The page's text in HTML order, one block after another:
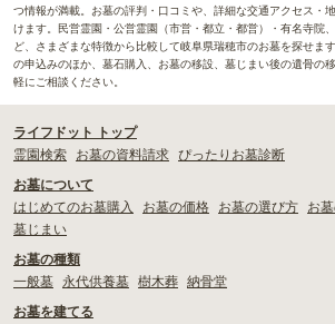
つ情報が満載。お墓の評判・口コミや、詳細な交通アクセス・
けます。民営霊園・公営霊園（市営・都立・都営）・有名寺院
ど、さまざまな特徴から比較して岐阜県瑞穂市のお墓を探せま
の申込みのほか、墓石購入、お墓の移設、墓じまい後の遺骨の
軽にご相談ください。
ライフドット トップ
霊園検索
お墓の資料請求 ぴったりお墓診断
お墓について
はじめてのお墓購入
お墓の価格 お墓の選び方
お
墓じまい
お墓の種類
一般墓
永代供養墓 樹木葬 納骨堂
お墓を建てる